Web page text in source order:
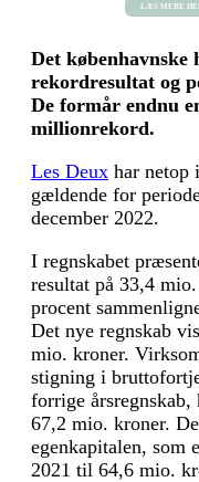
LÆS MERE
Det
rekordresultat og
De formår endnu
millionrekord.
Les Deux har netop
gældende for
december 2022.
I regnskabet
resultat på 33,4
procent
Det nye regnskab
mio. kroner.
stigning i
forrige
67,2 mio. kroner.
egenkapitalen, som
2021 til 64,6 mio.